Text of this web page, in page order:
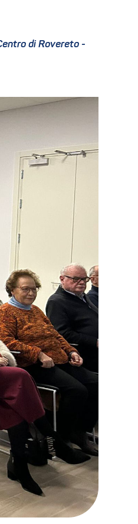
di Rovereto -